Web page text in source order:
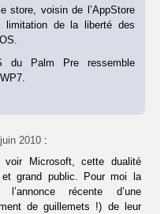
store, voisin de l’AppStore
de la liberté des
du Palm Pre ressemble
2010 :
Microsoft, cette dualité
grand public. Pour moi la
récente d’une
de guillemets !) de leur